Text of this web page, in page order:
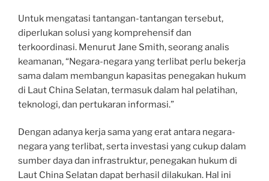
Untuk mengatasi tantangan-tantangan tersebut,
diperlukan solusi yang komprehensif dan
terkoordinasi. Menurut Jane Smith, seorang analis
keamanan, “Negara-negara yang terlibat perlu bekerja
sama dalam membangun kapasitas penegakan hukum
di Laut China Selatan, termasuk dalam hal pelatihan,
teknologi, dan pertukaran informasi.”
Dengan adanya kerja sama yang erat antara negara-
negara yang terlibat, serta investasi yang cukup dalam
sumber daya dan infrastruktur, penegakan hukum di
Laut China Selatan dapat berhasil dilakukan. Hal ini